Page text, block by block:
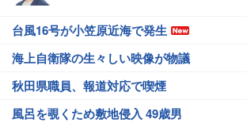
台風16号が小笠原近海で発生
海上自衛隊の生々しい映像が物議
秋田県職員、報道対応で喫煙
風呂を覗くため敷地侵入 49歳男